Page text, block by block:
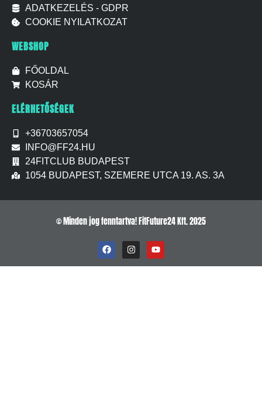
ADATKEZELÉS - GDPR
COOKIE NYILATKOZAT
WEBSHOP
FŐOLDAL
KOSÁR
ELÉRHETŐSÉGEK
+36703657054
INFO@FF24.HU
24FITCLUB BUDAPEST
1054 BUDAPEST, SZEMERE UTCA 19. AS. 3A
© Minden jog fenntartva! FitFuture24 Kft. 2025